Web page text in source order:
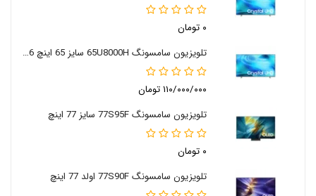
۰ تومان
تلویزیون سامسونگ 65U8000H سایز 65 اینچ 2026
۱۱۰/۰۰۰/۰۰۰ تومان
تلویزیون سامسونگ 77S95F سایز 77 اینچ
۰ تومان
تلویزیون سامسونگ 77S90F اولد 77 اینچ